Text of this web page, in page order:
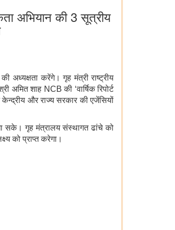
अभियान की 3 सूत्रीय
अध्यक्षता करेंगे। गृह मंत्री राष्ट्रीय
अमित शाह NCB की ‘वार्षिक रिपोर्ट
और राज्य सरकार की एजेंसियों
सके। गृह मंत्रालय संस्थागत ढांचे को
को प्राप्त करेगा।